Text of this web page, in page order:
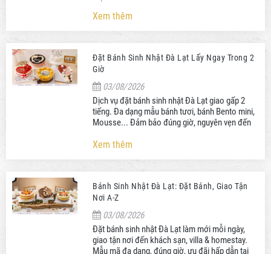
đối với người nhận!
Xem thêm
Đặt Bánh Sinh Nhật Đà Lạt Lấy Ngay Trong 2
Giờ
03/08/2026
Dịch vụ đặt bánh sinh nhật Đà Lạt giao gấp 2
tiếng. Đa dạng mẫu bánh tươi, bánh Bento mini,
Mousse... Đảm bảo đúng giờ, nguyên vẹn đến
Xem thêm
Bánh Sinh Nhật Đà Lạt: Đặt Bánh, Giao Tận
Nơi A-Z
03/08/2026
Đặt bánh sinh nhật Đà Lạt làm mới mỗi ngày,
giao tận nơi đến khách sạn, villa & homestay.
Mẫu mã đa dạng, đúng giờ, ưu đãi hấp dẫn tại